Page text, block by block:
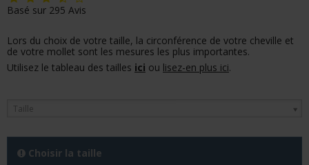
Basé sur 295 Avis
Lors du choix de votre taille, la circonférence de votre cheville et
de votre mollet sont les mesures les plus importantes.
Utilisez le tableau des tailles ici ou lisez-en plus ici.
Taille
Choisir la taille